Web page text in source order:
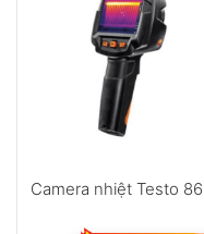
Camera nhiệt Testo